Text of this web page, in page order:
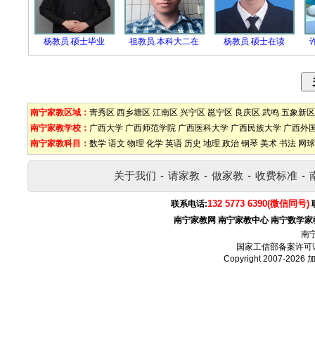
杨教员.硕士毕业 祖教员.本科大二在 杨教员.硕士在读
南宁家教区域： 靑秀区 西乡塘区 江南区 兴宁区 邕宁区 良庆区 武鸣 五象新区
南宁家教学校： 广西大学 广西师范学院 广西医科大学 广西民族大学 广西外
南宁家教科目： 数学 语文 物理 化学 英语 历史 地理 政治 钢琴 美术 书法 网球
关于我们 - 请家教 - 做家教 - 收费标准 -
联系电话:132 5773 6390(微信同号)
南宁家教网 南宁家教中心 南宁数学家
南
国家工信部备案许可
Copyright 2007-2026